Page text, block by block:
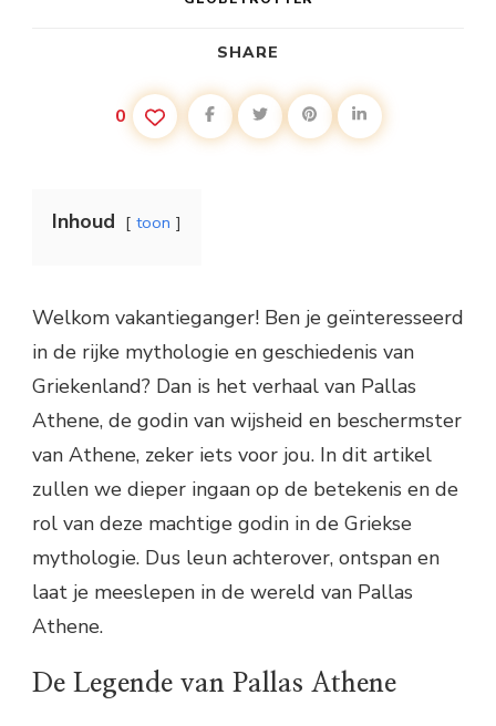
SHARE
0
Inhoud toon
Welkom vakantieganger! Ben je geïnteresseerd
in de rijke mythologie en geschiedenis van
Griekenland? Dan is het verhaal van Pallas
Athene, de godin van wijsheid en beschermster
van Athene, zeker iets voor jou. In dit artikel
zullen we dieper ingaan op de betekenis en de
rol van deze machtige godin in de Griekse
mythologie. Dus leun achterover, ontspan en
laat je meeslepen in de wereld van Pallas
Athene.
De Legende van Pallas Athene